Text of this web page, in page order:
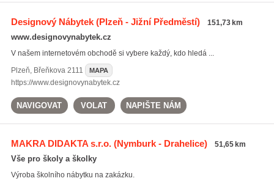
Designový Nábytek(Plzeň - Jižní Předměstí) 151,73 km
www.designovynabytek.cz
V našem internetovém obchodě si vybere každý, kdo hledá ...
Plzeň, Břeňkova 2111 MAPA
https://www.designovynabytek.cz
NAVIGOVAT VOLAT NAPIŠTE NÁM
MAKRA DIDAKTA s.r.o.(Nymburk - Drahelice) 51,65 km
Vše pro školy a školky
Výroba školního nábytku na zakázku.